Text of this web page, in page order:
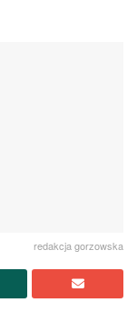
redakcja gorzowska